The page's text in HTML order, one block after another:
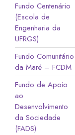
Fundo Centenário
(Escola de
Engenharia da
UFRGS)
Fundo Comunitário
da Maré – FCDM
Fundo de Apoio
ao
Desenvolvimento
da Sociedade
(FADS)